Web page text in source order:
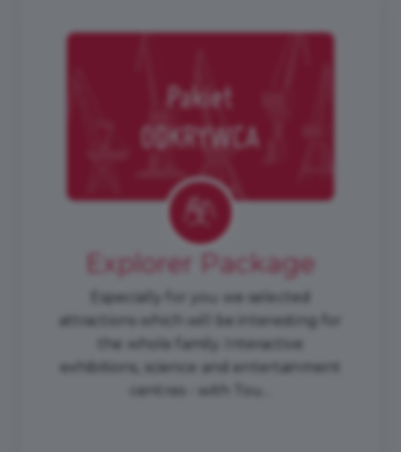
Explorer Package
Especially for you we selected
attractions which will be interesting for
the whole family. Interactive
exhibitions, science and entertainment
centres - with Tou...